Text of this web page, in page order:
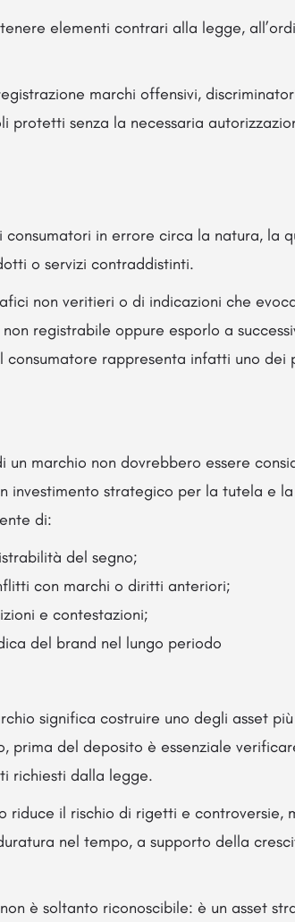
elementi contrari alla legge,
marchi offensivi,
protetti senza la necessaria
consumatori in errore circa la natura, la
o servizi contraddistinti.
non veritieri o di indicazioni che
registrabile oppure esporlo a
rappresenta infatti uno dei
un marchio non dovrebbero essere
investimento strategico per la tutela e
di:
del segno;
con marchi o diritti anteriori;
e contestazioni;
del brand nel lungo periodo
significa costruire uno degli asset
prima del deposito è essenziale
richiesti dalla legge.
riduce il rischio di rigetti e controversie,
nel tempo, a supporto della
è soltanto riconoscibile: è un asset